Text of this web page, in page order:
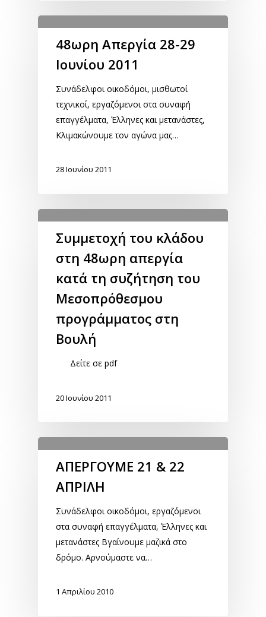
48ωρη Απεργία 28-29
Ιουνίου 2011
Συνάδελφοι οικοδόμοι, μισθωτοί
τεχνικοί, εργαζόμενοι στα συναφή
επαγγέλματα, Έλληνες και μετανάστες,
Κλιμακώνουμε τον αγώνα μας…
28 Ιουνίου 2011
Συμμετοχή του κλάδου
στη 48ωρη απεργία
κατά τη συζήτηση του
Μεσοπρόθεσμου
προγράμματος στη
Βουλή
Δείτε σε pdf
20 Ιουνίου 2011
ΑΠΕΡΓΟΥΜΕ 21 & 22
ΑΠΡΙΛΗ
Συνάδελφοι οικοδόμοι, εργαζόμενοι
στα συναφή επαγγέλματα, Έλληνες και
μετανάστες Βγαίνουμε μαζικά στο
δρόμο. Αρνούμαστε να…
1 Απριλίου 2010